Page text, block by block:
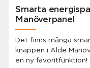
Smarta
Manöverpanel
Det finns många
knappen i Alde
en ny favoritfunktion!